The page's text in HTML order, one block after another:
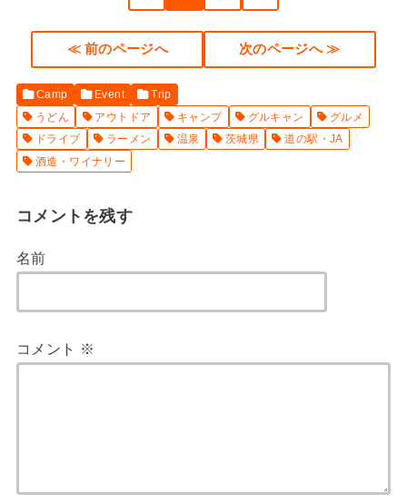
≪ 前のページへ 次のページへ ≫
Camp Event
Trip
うどん
アウトドア キャンプ グルキャン
グルメ
ドライブ
ラーメン 温泉 茨城県
道の駅・JA
酒造・ワイナリー
コメントを残す
名前
コメント ※